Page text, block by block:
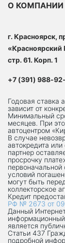
О КОМПАНИИ
г. Красноярск,
«Красноярский
стр. 61. Корп. 1
+7 (391) 988-
Годовая ставка
зависит от
Минимальный
месяцев. При
автоцентром
В случае
автокредита
партнер
просрочку
условий
могут быть
коллекторское
Кредит
РФ № 2673 от
Данный
информационный
является
Статьи 437
подробной